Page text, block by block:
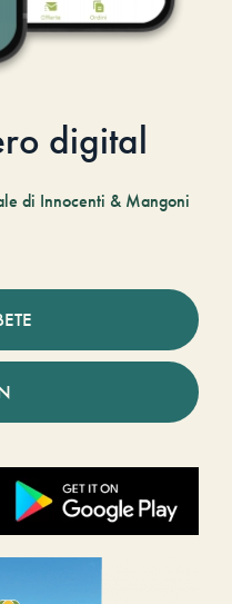
digital
di Innocenti & Mangoni